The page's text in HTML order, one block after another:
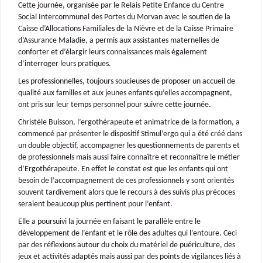
Cette journée, organisée par le Relais Petite Enfance du Centre
Social Intercommunal des Portes du Morvan avec le soutien de la
Caisse d’Allocations Familiales de la Nièvre et de la Caisse Primaire
d’Assurance Maladie, a permis aux assistantes maternelles de
conforter et d’élargir leurs connaissances mais également
d’interroger leurs pratiques.
Les professionnelles, toujours soucieuses de proposer un accueil de
qualité aux familles et aux jeunes enfants qu’elles accompagnent,
ont pris sur leur temps personnel pour suivre cette journée.
Christèle Buisson, l’ergothérapeute et animatrice de la formation, a
commencé par présenter le dispositif Stimul’ergo qui a été créé dans
un double objectif, accompagner les questionnements de parents et
de professionnels mais aussi faire connaître et reconnaître le métier
d’Ergothérapeute. En effet le constat est que les enfants qui ont
besoin de l’accompagnement de ces professionnels y sont orientés
souvent tardivement alors que le recours à des suivis plus précoces
seraient beaucoup plus pertinent pour l’enfant.
Elle a poursuivi la journée en faisant le parallèle entre le
développement de l’enfant et le rôle des adultes qui l’entoure. Ceci
par des réflexions autour du choix du matériel de puériculture, des
jeux et activités adaptés mais aussi par des points de vigilances liés à